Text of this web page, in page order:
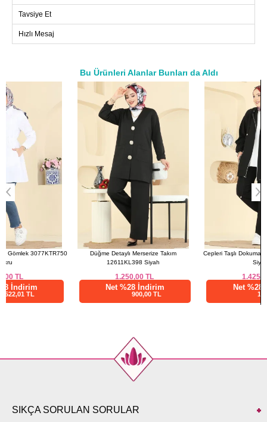
(CM)
Beden
44
108 92
78
112
Tavsiye Et
Hızlı Mesaj
Bu Ürünleri Alanlar Bunları da Aldı
a>
Düğme Detaylı Merserize Takım
Cepleri Taşlı Dokuma Takım 3257HBS856
SIKÇA SORULAN SORULAR